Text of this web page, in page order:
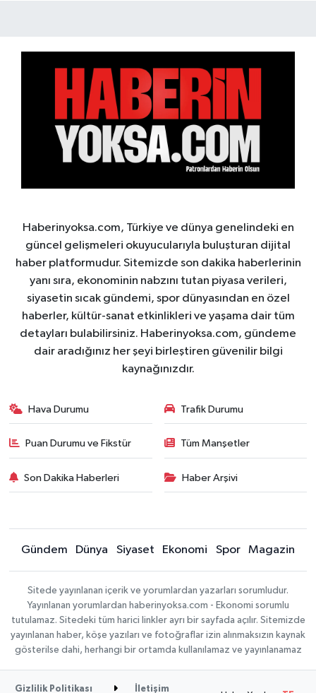
Haberinyoksa.com, Türkiye ve dünya genelindeki en
güncel gelişmeleri okuyucularıyla buluşturan dijital
haber platformudur. Sitemizde son dakika haberlerinin
yanı sıra, ekonominin nabzını tutan piyasa verileri,
siyasetin sıcak gündemi, spor dünyasından en özel
haberler, kültür-sanat etkinlikleri ve yaşama dair tüm
detayları bulabilirsiniz. Haberinyoksa.com, gündeme
dair aradığınız her şeyi birleştiren güvenilir bilgi
kaynağınızdır.
Hava Durumu Trafik Durumu
Puan Durumu ve Fikstür Tüm Manşetler
Son Dakika Haberleri Haber Arşivi
Gündem Dünya Siyaset Ekonomi Spor Magazin
Sitede yayınlanan içerik ve yorumlardan yazarları sorumludur.
Yayınlanan yorumlardan haberinyoksa.com - Ekonomi sorumlu
tutulamaz. Sitedeki tüm harici linkler ayrı bir sayfada açılır. Sitemizde
yayınlanan haber, köşe yazıları ve fotoğraflar izin alınmaksızın kaynak
gösterilse dahi, herhangi bir ortamda kullanılamaz ve yayınlanamaz
Gizlilik Politikası İletişim